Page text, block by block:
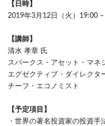
【日時】
2019年3月12日（火）19:00
【講師】
清水 孝章 氏
スパークス・アセット・マネ
エグゼクティブ・ダイレクタ
チーフ・エコノミスト
【予定項目】
・世界の著名投資家の投資